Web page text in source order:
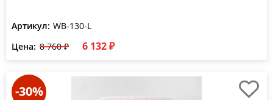
Артикул: WB-130-L
Цена: 8 760 ₽ 6 132 ₽
-30%